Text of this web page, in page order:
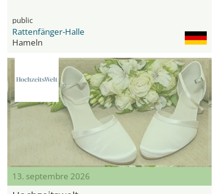
public
Rattenfänger-Halle
Hameln
13. septembre 2026